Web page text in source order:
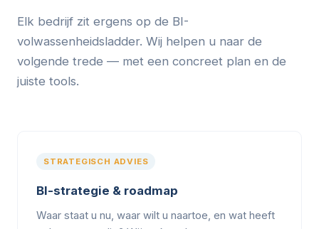
Elk bedrijf zit ergens op de BI-
volwassenheidsladder. Wij helpen u naar de
volgende trede — met een concreet plan en de
juiste tools.
STRATEGISCH ADVIES
BI-strategie & roadmap
Waar staat u nu, waar wilt u naartoe, en wat heeft